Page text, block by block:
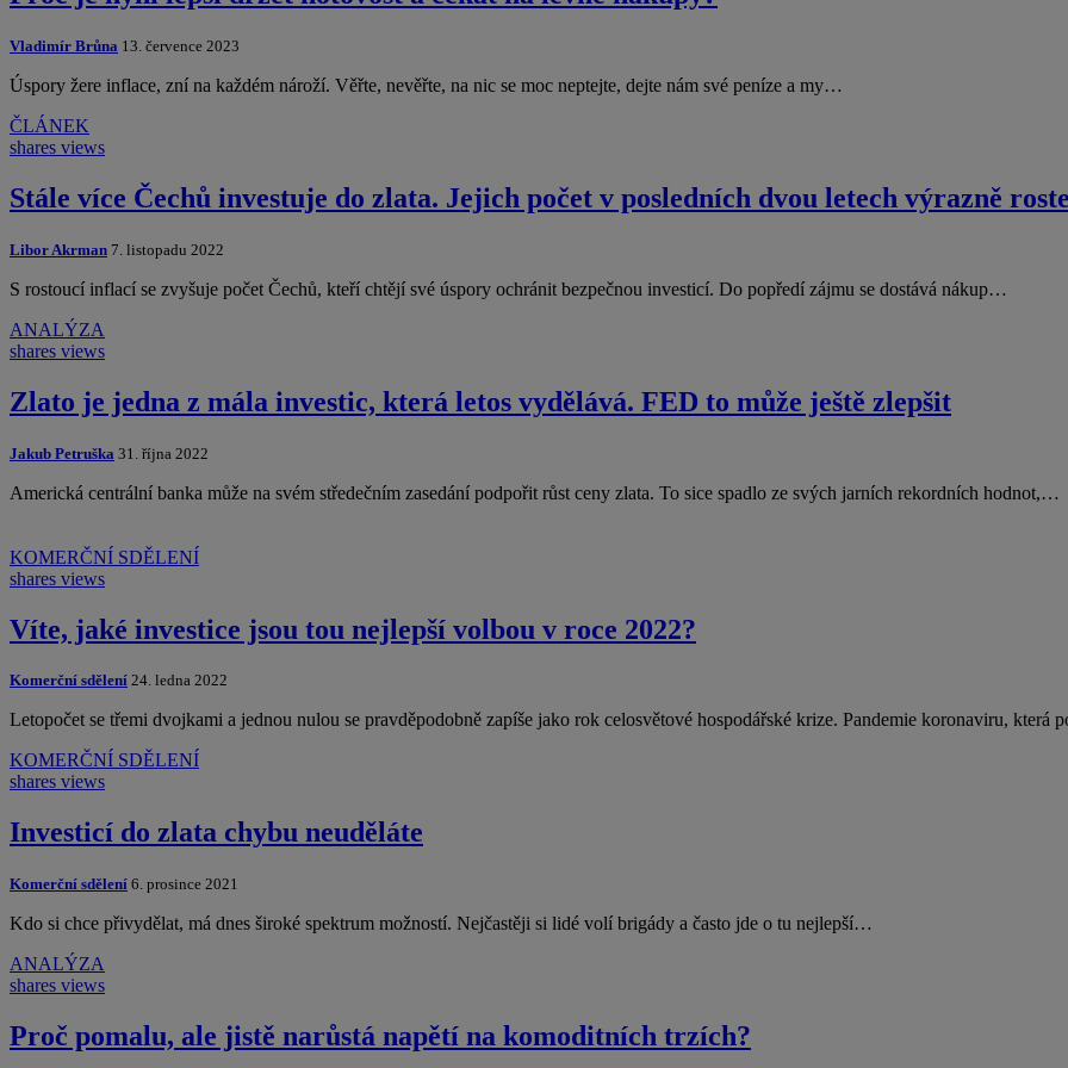
Vladimír Brůna 13. července 2023
Úspory žere inflace, zní na každém nároží. Věřte, nevěřte, na nic se moc neptejte, dejte nám své peníze a my…
ČLÁNEK
shares views
Stále více Čechů investuje do zlata. Jejich počet v posledních dvou letech výrazně
Libor Akrman 7. listopadu 2022
S rostoucí inflací se zvyšuje počet Čechů, kteří chtějí své úspory ochránit bezpečnou investicí. Do popředí zájmu se dostává nákup…
ANALÝZA
shares views
Zlato je jedna z mála investic, která letos vydělává. FED to může ještě zlepšit
Jakub Petruška 31. října 2022
Americká centrální banka může na svém středečním zasedání podpořit růst ceny zlata. To sice spadlo ze svých jarních rekordních hodnot,…
KOMERČNÍ SDĚLENÍ
shares views
Víte, jaké investice jsou tou nejlepší volbou v roce 2022?
Komerční sdělení 24. ledna 2022
Letopočet se třemi dvojkami a jednou nulou se pravděpodobně zapíše jako rok celosvětové hospodářské krize. Pandemie koronaviru, která
KOMERČNÍ SDĚLENÍ
shares views
Investicí do zlata chybu neuděláte
Komerční sdělení 6. prosince 2021
Kdo si chce přivydělat, má dnes široké spektrum možností. Nejčastěji si lidé volí brigády a často jde o tu nejlepší…
ANALÝZA
shares views
Proč pomalu, ale jistě narůstá napětí na komoditních trzích?